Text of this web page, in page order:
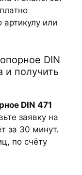
или
DIN
и получить
DIN 471
заявку на
за 30 минут.
по счёту